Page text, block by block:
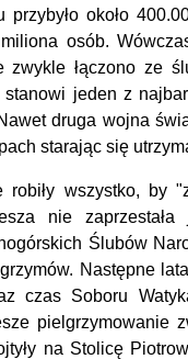
około
osób.
zwykle łączono ze
jeden z
druga wojna
starając się
robiły wszystko, by
nie zaprzestała
Ślubów
Następne
czas Soboru
pielgrzymowanie
na Stolicę